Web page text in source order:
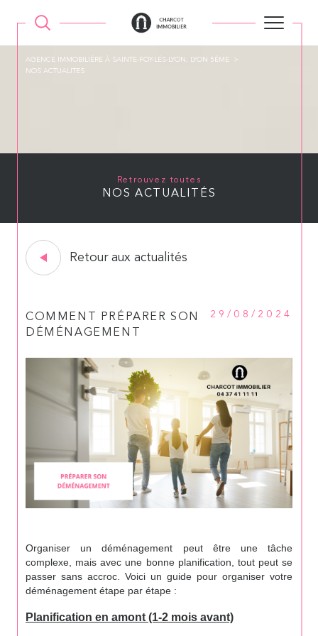
AGENCE IMMOBILIÉRE À SAINTE-FOY-LÉS-LYON, LYON 5ÉME
NOS ACTUALITES
Retrouvez toutes
NOS ACTUALITÉS
Retour aux actualités
COMMENT PRÉPARER SON
DÉMÉNAGEMENT
29/08/2024
Organiser un déménagement peut être une tâche
complexe, mais avec une bonne planification, tout peut se
passer sans accroc. Voici un guide pour organiser votre
déménagement étape par étape :
Planification en amont (1-2 mois avant)